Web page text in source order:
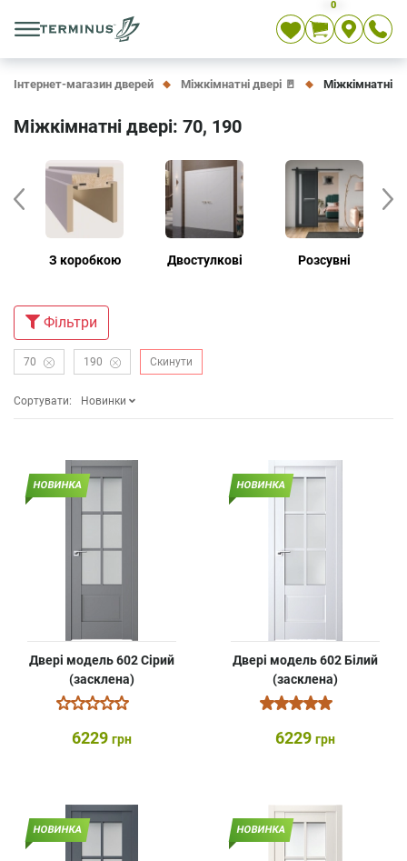
0
Інтернет-магазин дверей Міжкімнатні двері 🚪 Міжкімнатні
Міжкімнатні двері: 70, 190
З коробкою Двостулкові Розсувні
Фiльтри
70 190 Скинути
Сортувати: Новинки
НОВИНКА
Двері модель 602 Сірий
(засклена)
6229 грн
НОВИНКА
Двері модель 602 Білий
(засклена)
6229 грн
НОВИНКА НОВИНКА